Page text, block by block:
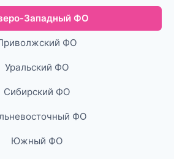
Западный ФО
ФО
Уральский ФО
Сибирский ФО
ФО
Южный ФО